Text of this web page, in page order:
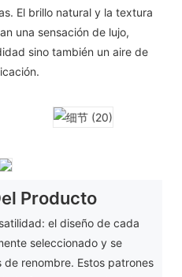
El brillo natural y la textura
una sensación de lujo,
sino también un aire de
Producto
el diseño de cada
seleccionado y se
de renombre. Estos patrones